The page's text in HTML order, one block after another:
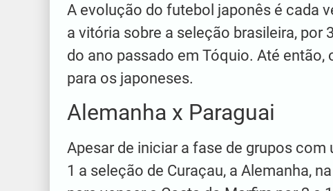
A evolução do futebol japonês é cada
a vitória sobre a seleção brasileira, por
do ano passado em Tóquio. Até
para os japoneses.
Alemanha x Paraguai
Apesar de iniciar a fase de grupos
1 a seleção de Curaçau, a Alemanha,